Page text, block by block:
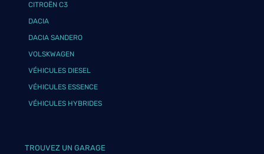
CITROËN C3
DACIA
DACIA SANDERO
VOLSKWAGEN
VÉHICULES DIESEL
VÉHICULES ESSENCE
VÉHICULES HYBRIDES
TROUVEZ UN GARAGE